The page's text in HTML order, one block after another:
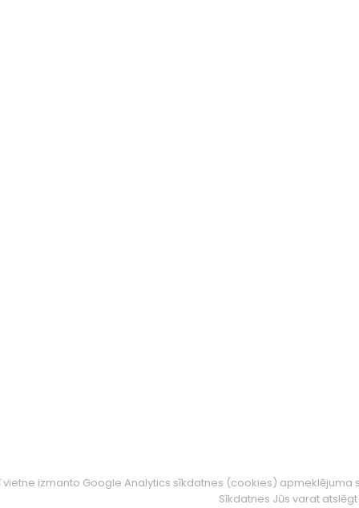
vietne izmanto Google Analytics sīkdatnes (cookies)
Sīkdatnes Jūs varat